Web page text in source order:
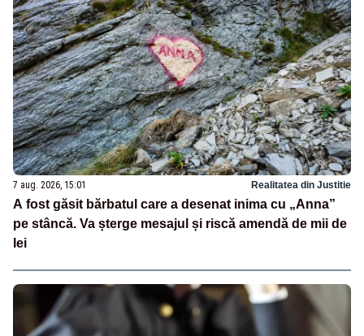
7 aug. 2026, 15:01 Realitatea din Justitie
A fost găsit bărbatul care a desenat inima cu „Anna”
pe stâncă. Va șterge mesajul și riscă amendă de mii de
lei